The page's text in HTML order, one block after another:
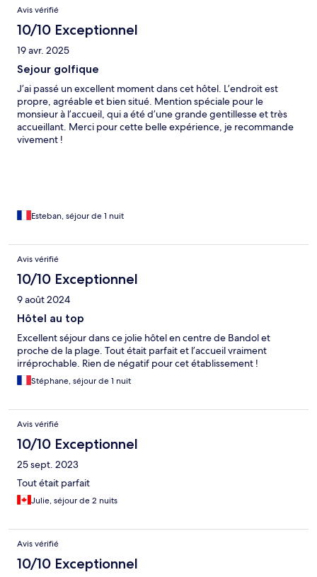
Avis vérifié
10/10 Exceptionnel
19 avr. 2025
Sejour golfique
J’ai passé un excellent moment dans cet hôtel. L’endroit est
propre, agréable et bien situé. Mention spéciale pour le
monsieur à l’accueil, qui a été d’une grande gentillesse et très
accueillant. Merci pour cette belle expérience, je recommande
vivement !
Esteban, séjour de 1 nuit
Avis vérifié
10/10 Exceptionnel
9 août 2024
Hôtel au top
Excellent séjour dans ce jolie hôtel en centre de Bandol et
proche de la plage. Tout était parfait et l’accueil vraiment
irréprochable. Rien de négatif pour cet établissement !
Stéphane, séjour de 1 nuit
Avis vérifié
10/10 Exceptionnel
25 sept. 2023
Tout était parfait
Julie, séjour de 2 nuits
Avis vérifié
10/10 Exceptionnel